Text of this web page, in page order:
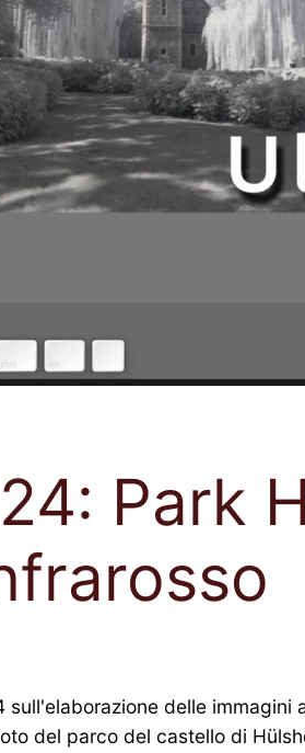
Park
sull'elaborazione delle
del parco del castello di